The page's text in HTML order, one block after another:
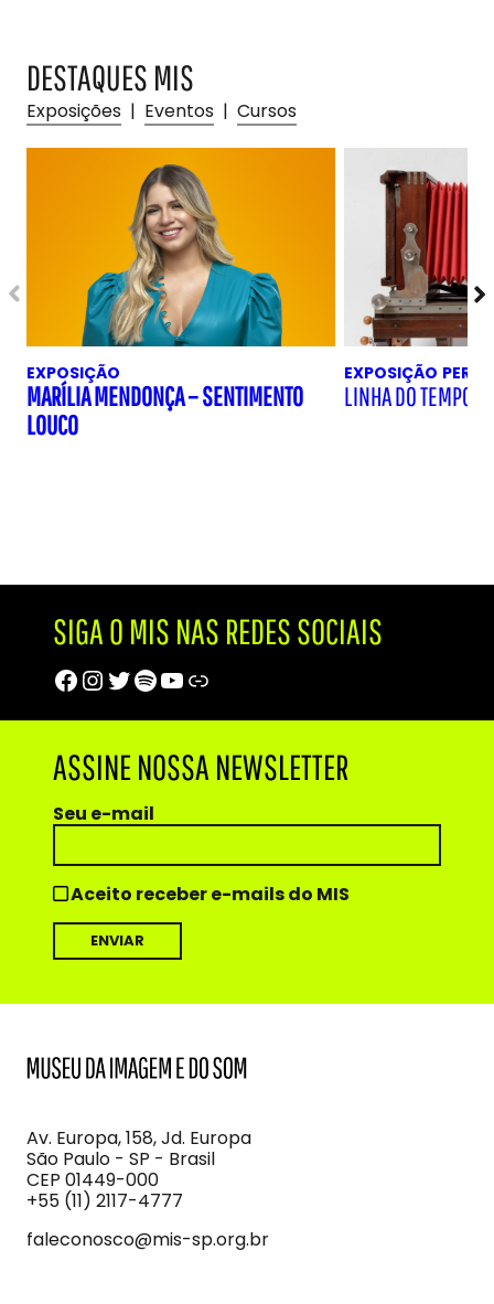
DESTAQUES MIS
Exposições | Eventos | Cursos
EXPOSIÇÃO
MARÍLIA MENDONÇA – SENTIMENTO
LOUCO
EXPOSIÇÃO
LINHA DO TEMPO
SIGA O MIS NAS REDES SOCIAIS
Facebook
Instagram
Twitter
Spotify
Youtube
Trip Advisor
ASSINE NOSSA NEWSLETTER
Seu e-mail
Aceito receber e-mails do MIS
Imagem
e
do
Som
Av. Europa, 158, Jd. Europa
São Paulo - SP - Brasil
CEP 01449-000
+55 (11) 2117-4777
faleconosco@mis-sp.org.br